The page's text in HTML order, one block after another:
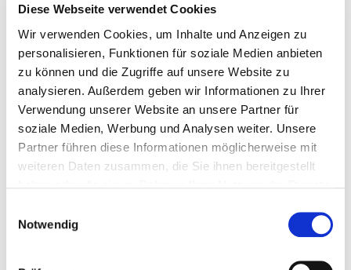
Diese Webseite verwendet Cookies
Wir verwenden Cookies, um Inhalte und Anzeigen zu
personalisieren, Funktionen für soziale Medien anbieten
zu können und die Zugriffe auf unsere Website zu
analysieren. Außerdem geben wir Informationen zu Ihrer
Verwendung unserer Website an unsere Partner für
soziale Medien, Werbung und Analysen weiter. Unsere
Partner führen diese Informationen möglicherweise mit
weiteren Daten zusammen, die Sie ihnen bereitgestellt
Notwendig
Auch wenn Sie im In- und Ausland keine Gäste
bewirten müssen, bietet jedes FLEDMEX
Lamellendach eine Vielzahl von
Nutzungsmöglichkeiten. Los gehen könnte es
bereits in der Frühe mit einem Frühstück mit
Blick in den Garten. Bügelwäsche im Keller war
gestern, heute kann diese ebenfalls mit
ausreichender Frischluftzufuhr in faltenfreie
Stoffbahnen umgewandelt werden. Ob beim
Bastelstunde mit Kindern und Enkeln, die
zuletzt das romantische Miteinander im